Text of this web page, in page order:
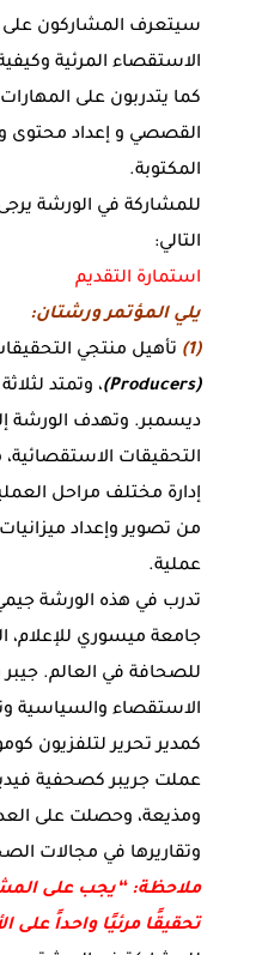
سيتعرف المشاركون
الاستقصاء المرئية
كما يتدربون على
القصصي و إعداد محتوى
المكتوبة.
للمشاركة في الورشة
التالي:
استمارة التقديم
يلي المؤتمر ورشتان:
(1)
تأهيل منتجي
(Producers)
ديسمبر. وتهدف الورشة
التحقيقات
إدارة مختلف مراحل
من تصوير وإعداد
عملية.
تدرب في هذه الورشة
جامعة ميسوري للإعلام،
للصحافة في العالم.
الاستقصاء والسياسية
عملت جريبر كصحفية
ومذيعة، وحصلت على
وتقاريرها في مجالات
ملاحظة: “يجب على
تحقيقًا مرئيًا واحداً على